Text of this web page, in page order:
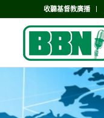
收聽基督教廣播